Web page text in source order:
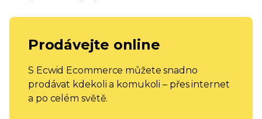
Prodávejte online
S Ecwid Ecommerce můžete snadno
prodávat kdekoli a komukoli – přes internet
a po celém světě.